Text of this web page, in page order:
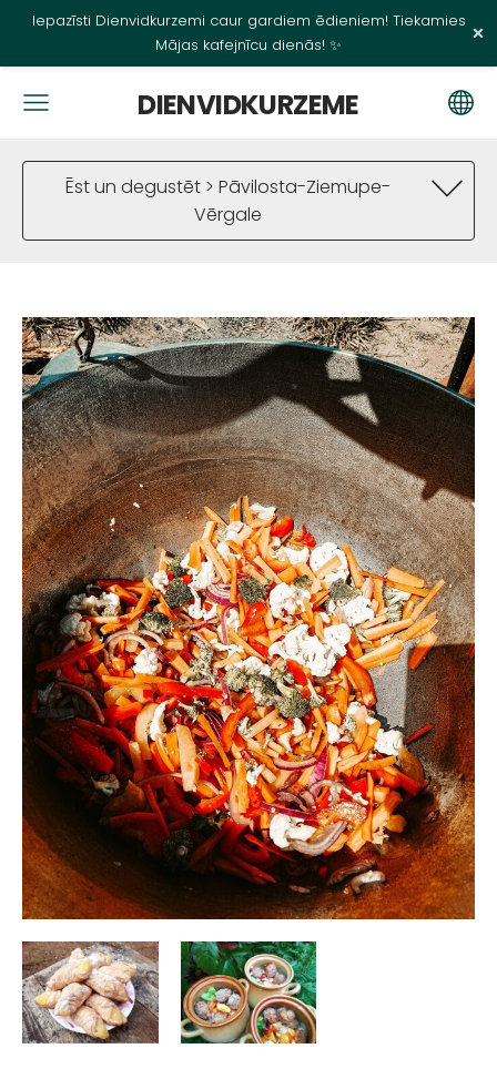
Iepazīsti Dienvidkurzemi caur gardiem ēdieniem! Tiekamies
Mājas kafejnīcu dienās! ✨
×
DIENVIDKURZEME
Ēst un degustēt > Pāvilosta-Ziemupe-
Vērgale